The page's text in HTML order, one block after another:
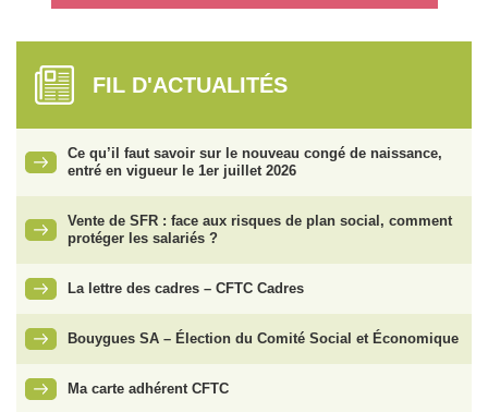
FIL D'ACTUALITÉS
Ce qu’il faut savoir sur le nouveau congé de naissance,
entré en vigueur le 1er juillet 2026
Vente de SFR : face aux risques de plan social, comment
protéger les salariés ?
La lettre des cadres – CFTC Cadres
Bouygues SA – Élection du Comité Social et Économique
Ma carte adhérent CFTC